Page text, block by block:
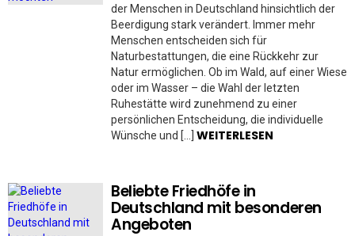
der Menschen in Deutschland hinsichtlich der
Beerdigung stark verändert. Immer mehr
Menschen entscheiden sich für
Naturbestattungen, die eine Rückkehr zur
Natur ermöglichen. Ob im Wald, auf einer Wiese
oder im Wasser – die Wahl der letzten
Ruhestätte wird zunehmend zu einer
persönlichen Entscheidung, die individuelle
Wünsche und […] WEITERLESEN
Beliebte Friedhöfe in
Deutschland mit besonderen
Angeboten